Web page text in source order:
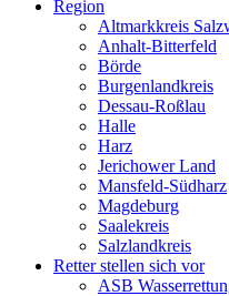
Region
Altmarkkreis
Anhalt-Bitterfeld
Börde
Burgenlandkreis
Dessau-Roßlau
Halle
Harz
Jerichower Land
Mansfeld-Südharz
Magdeburg
Saalekreis
Salzlandkreis
Retter stellen sich vor
ASB